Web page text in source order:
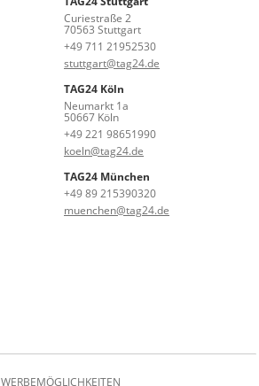
Curiestraße 2
70563 Stuttgart
+49 711 21952530
stuttgart@tag24.de
TAG24 Köln
Neumarkt 1a
50667 Köln
+49 221 98651990
koeln@tag24.de
TAG24 München
+49 89 215390320
muenchen@tag24.de
WERBEMÖGLICHKEITEN